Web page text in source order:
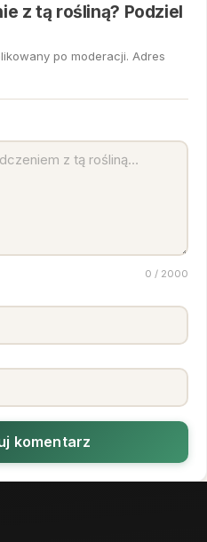
z tą rośliną? Podziel
po moderacji. Adres
0 / 2000
komentarz